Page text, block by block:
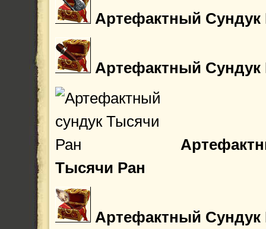
Артефактный Сундук
Артефактный Сундук
Тысячи Ран
Артефактный